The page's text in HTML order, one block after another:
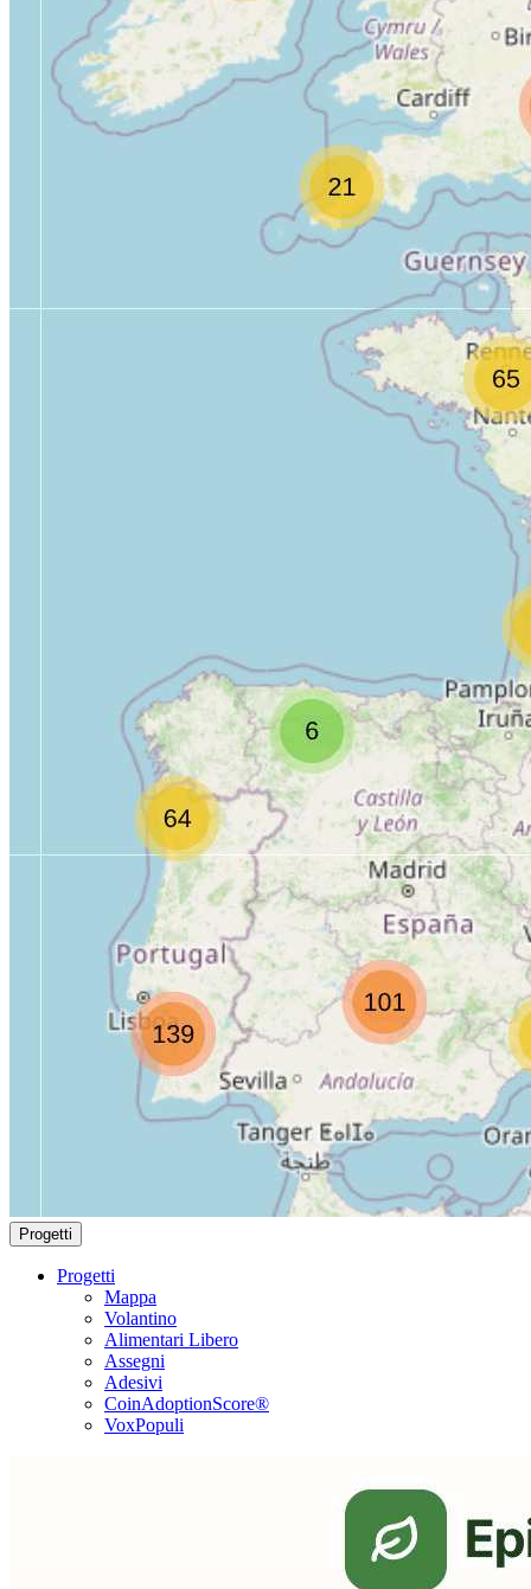
Progetti
Progetti
Mappa
Volantino
Alimentari Libero
Assegni
Adesivi
CoinAdoptionScore®
VoxPopuli